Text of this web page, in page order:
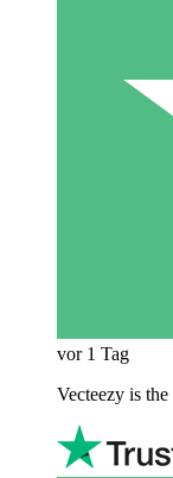
vor 1 Tag
Vecteezy is the